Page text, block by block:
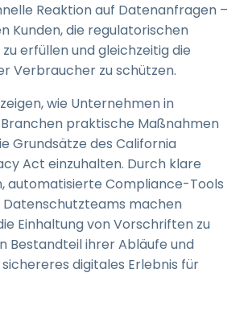
Reaktion auf Datenanfragen –
Kunden, die regulatorischen
erfüllen und gleichzeitig die
Verbraucher zu schützen.
wie Unternehmen in
praktische Maßnahmen
Grundsätze des California
Act einzuhalten. Durch klare
automatisierte Compliance-Tools
machen
Einhaltung von Vorschriften zu
Bestandteil ihrer Abläufe und
digitales Erlebnis für